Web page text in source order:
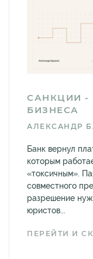
САНКЦИИ -
БИЗНЕСА
АЛЕКСАНДР
Банк вернул
которым
«токсичным».
совместного
разрешение
юристов...
ПЕРЕЙТИ И